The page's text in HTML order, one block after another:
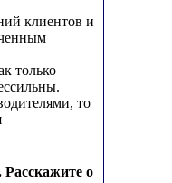
клиентов и
только
то
о